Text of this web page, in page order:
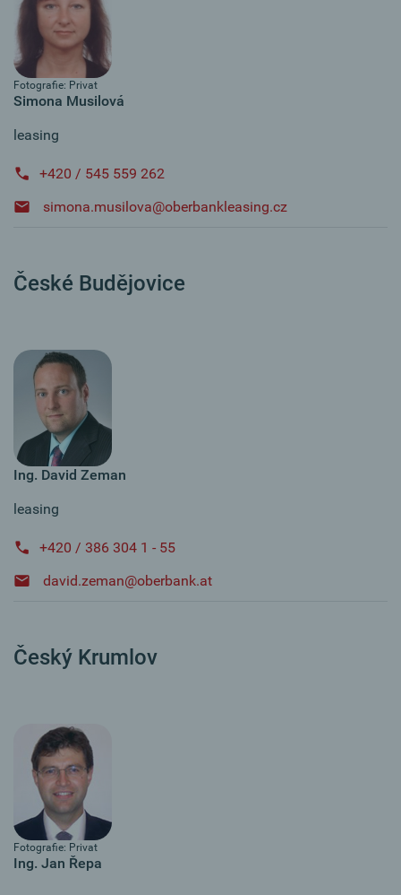
Fotografie: Privat
Simona Musilová
leasing
+420 / 545 559 262
simona.musilova@oberbankleasing.cz
České Budějovice
Ing. David Zeman
leasing
+420 / 386 304 1 - 55
david.zeman@oberbank.at
Český Krumlov
Fotografie: Privat
Ing. Jan Řepa